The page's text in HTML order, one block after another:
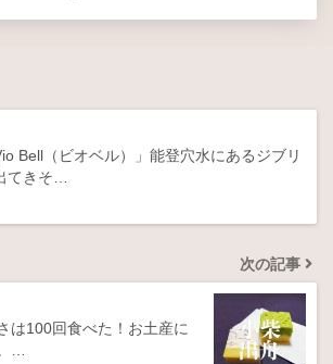
Bell（ビオベル）」能登穴水にあるジブリ
てきそ…
次の記事
は100回食べた！お土産に
…